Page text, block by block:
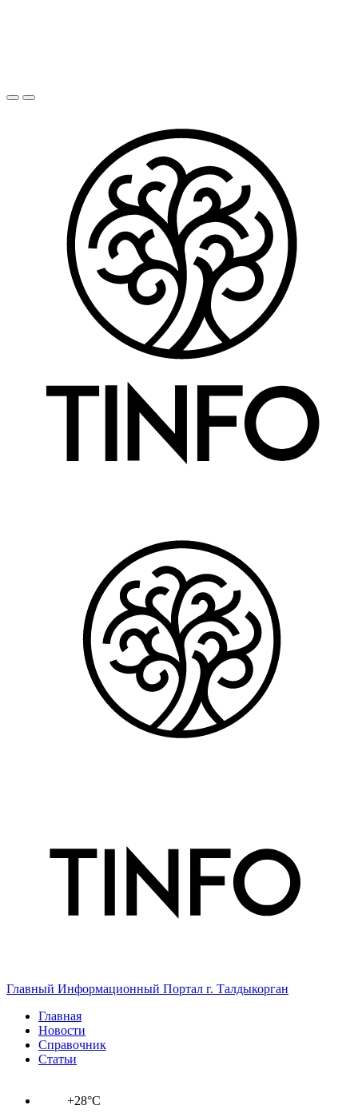
Главный Информационный Портал г. Талдыкорган
Главная
Новости
Справочник
Статьи
+28°C